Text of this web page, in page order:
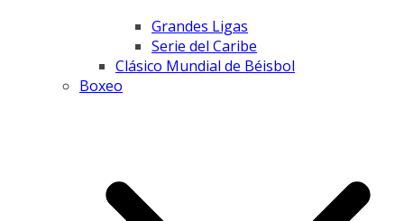
Grandes Ligas
Serie del Caribe
Clásico Mundial de Béisbol
Boxeo